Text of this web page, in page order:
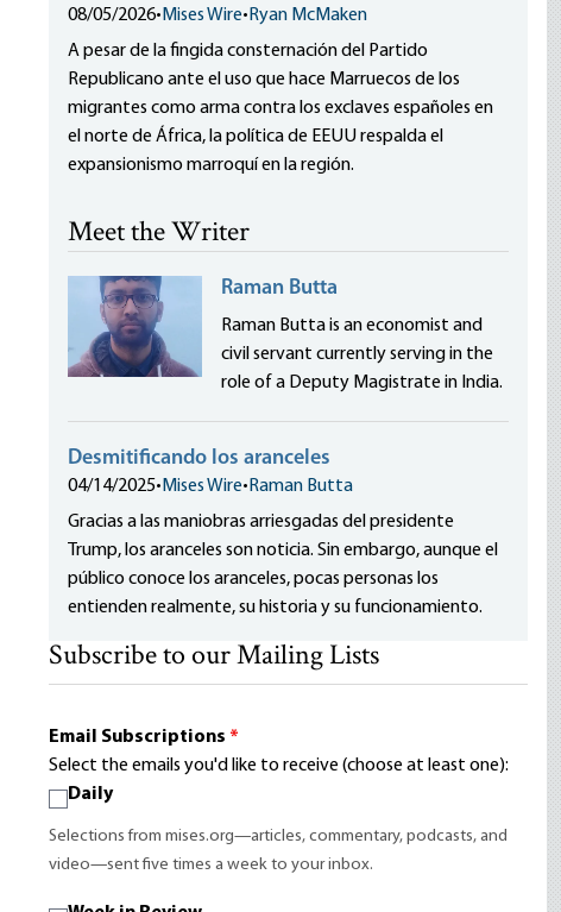
08/05/2026• Mises Wire• Ryan McMaken
A pesar de la fingida consternación del Partido
Republicano ante el uso que hace Marruecos de los
migrantes como arma contra los exclaves españoles en
el norte de África, la política de EEUU respalda el
expansionismo marroquí en la región.
Meet the Writer
Raman Butta
Raman Butta is an economist and
civil servant currently serving in the
role of a Deputy Magistrate in India.
Desmitificando los aranceles
04/14/2025• Mises Wire• Raman Butta
Gracias a las maniobras arriesgadas del presidente
Trump, los aranceles son noticia. Sin embargo, aunque el
público conoce los aranceles, pocas personas los
entienden realmente, su historia y su funcionamiento.
Subscribe to our Mailing Lists
Email Subscriptions *
Select the emails you'd like to receive (choose at least one):
Daily
Selections from mises.org—articles, commentary, podcasts, and
video—sent five times a week to your inbox.